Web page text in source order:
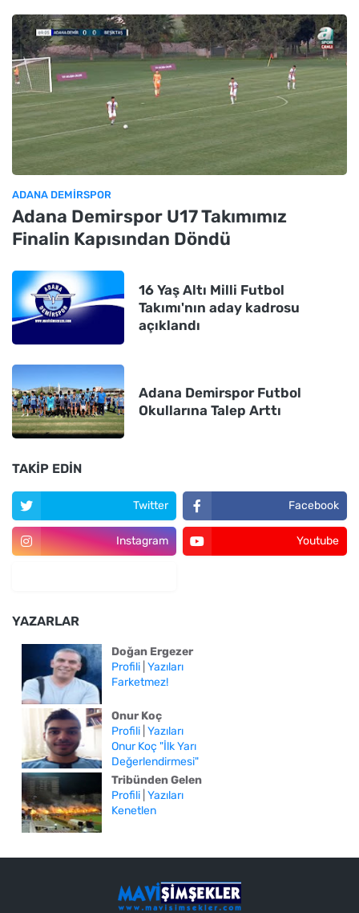
ADANA DEMIRSPOR
Adana Demirspor U17 Takımımız
Finalin Kapısından Döndü
16 Yaş Altı Milli Futbol
Takımı'nın aday kadrosu
açıklandı
Adana Demirspor Futbol
Okullarına Talep Arttı
TAKIP EDIN
Twitter Facebook
Instagram Youtube
YAZARLAR
Doğan Ergezer
Profili Yazıları
Farketmez!
Onur Koç
Profili Yazıları
Onur Koç "İlk Yarı
Değerlendirmesi"
Tribünden Gelen
Profili Yazıları
Kenetlen